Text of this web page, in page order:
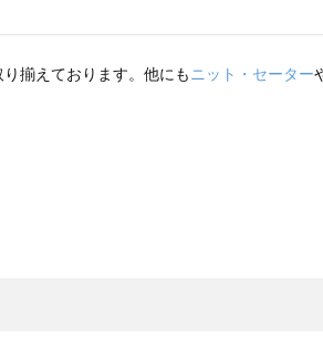
揃えております。他にも ニット・セーター